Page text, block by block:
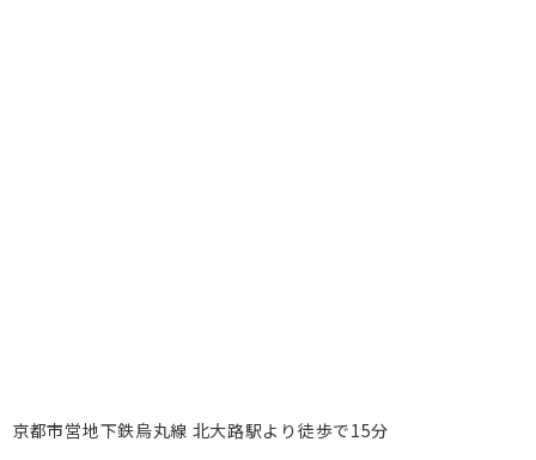
京都市営地下鉄烏丸線 北大路駅より徒歩で15分